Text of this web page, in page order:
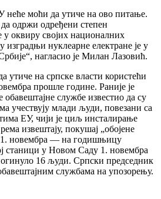
неће моћи да утиче на ово питање.
одржи одређени степен
у оквиру својих националних
изградњи нуклеарне електране је у
нагласио је Милан Лазовић.
утиче на српске власти користећи
прошле године. Раније је
службе известио да су
учествују млади људи, повезани са
ЕУ, чији је циљ инсталирање
извештају, покушај „обојене
1. новембра — на годишњицу
станици у Новом Саду 1. новембра
16 људи. Српски председник
службама на упозорењу.